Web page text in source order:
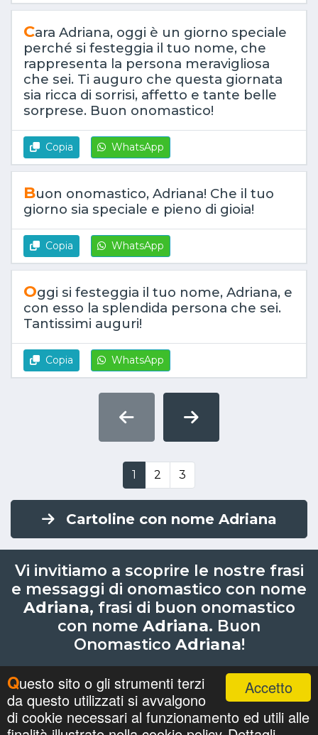
Accetto
Questo sito o gli strumenti terzi
da questo utilizzati si avvalgono
di cookie necessari al funzionamento ed utili alle
Cara Adriana, oggi è un giorno speciale
perché si festeggia il tuo nome, che
rappresenta la persona meravigliosa
che sei. Ti auguro che questa giornata
sia ricca di sorrisi, affetto e tante belle
sorprese. Buon onomastico!
Copia WhatsApp
Buon onomastico, Adriana! Che il tuo
giorno sia speciale e pieno di gioia!
Copia WhatsApp
Oggi si festeggia il tuo nome, Adriana, e
con esso la splendida persona che sei.
Tantissimi auguri!
Copia WhatsApp
1 2 3
Cartoline con nome Adriana
Vi invitiamo a scoprire le nostre frasi
e messaggi di onomastico con nome
Adriana, frasi di buon onomastico
con nome Adriana. Buon
Onomastico Adriana!
Nomi Ricerche Privacy Policy
©cartolineconnomi.com. All Rights Reserved.